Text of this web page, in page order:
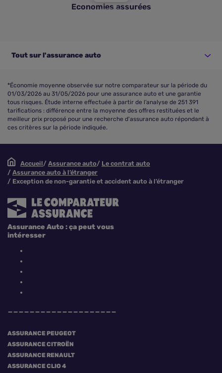
Economies assurées
Tout sur l'assurance auto
*Économie moyenne observée sur notre comparateur sur la période du
01/03/2026 au 31/05/2026 pour une assurance auto et une garantie
tous risques. Étude interne effectuée à partir de l’analyse de 251 391
tarifications : différence entre la moyenne des offres restituées et le
meilleur prix proposé pour une recherche d'assurance auto répondant à
ces critères sur la période indiquée.
Accueil Assurance auto
Le contrat auto
Assurance auto à l’étranger
Exception de non-garantie et accident auto à l’étranger
ASSURANCE PEUGEOT
ASSURANCE CITROËN
ASSURANCE RENAULT
ASSURANCE CLIO 4
Assurance Auto : ça peut vous
intéresser